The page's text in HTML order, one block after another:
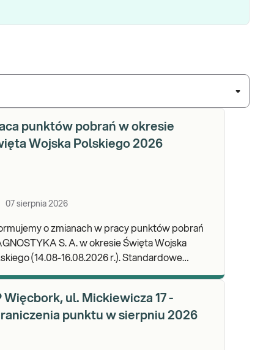
punktów pobrań w okresie
Wojska Polskiego 2026
07 sierpnia 2026
o zmianach w pracy punktów pobrań
S. A. w okresie Święta Wojska
(14.08-16.08.2026 r.). Standardowe
Więcbork, ul. Mickiewicza 17 -
punktu w sierpniu 2026